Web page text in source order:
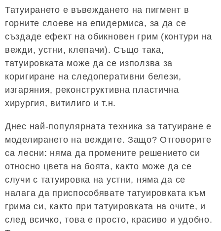
Татуирането е въвеждането на пигмент в
горните слоеве на епидермиса, за да се
създаде ефект на обикновен грим (контури на
вежди, устни, клепачи). Също така,
татуировката може да се използва за
коригиране на следоперативни белези,
изгаряния, реконструктивна пластична
хирургия, витилиго и т.н.
Днес най-популярната техника за татуиране е
моделирането на веждите. Защо? Отговорите
са лесни: няма да промените решението си
относно цвета на боята, както може да се
случи с татуировка на устни, няма да се
налага да приспособявате татуировката към
грима си, както при татуировката на очите, и
след всичко, това е просто, красиво и удобно.